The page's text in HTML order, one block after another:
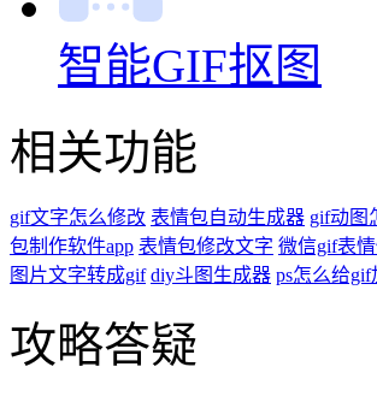
智能GIF抠图
相关功能
gif文字怎么修改 表情包自动生成器 gif动图
包制作软件app 表情包修改文字 微信gif表
图片文字转成gif diy斗图生成器 ps怎么给gif
攻略答疑